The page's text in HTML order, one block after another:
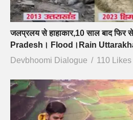
जलप्रलय से हाहाकार,10 साल बाद फिर
Pradesh। Flood।Rain
Devbhoomi Dialogue
110 Likes